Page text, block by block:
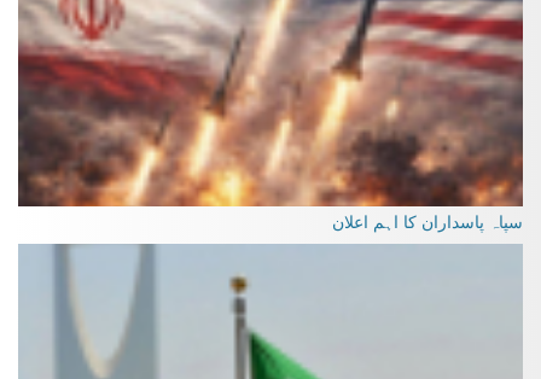
سپاہ پاسداران کا اہم اعلان